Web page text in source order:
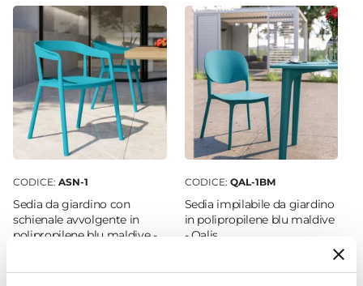
Dimensioni
Ø 60 cm
Altezza
74 cm
Materiale Piano
Metallo
Colore Piano
Metallo
Colore Struttura
CODICE: ASN-1
Sedia da giardino con
schienale avvolgente in
polipropilene blu maldive -
CODICE: QAL-1BM
Sedia impilabile da giardino
in polipropilene blu maldive
- Qalis